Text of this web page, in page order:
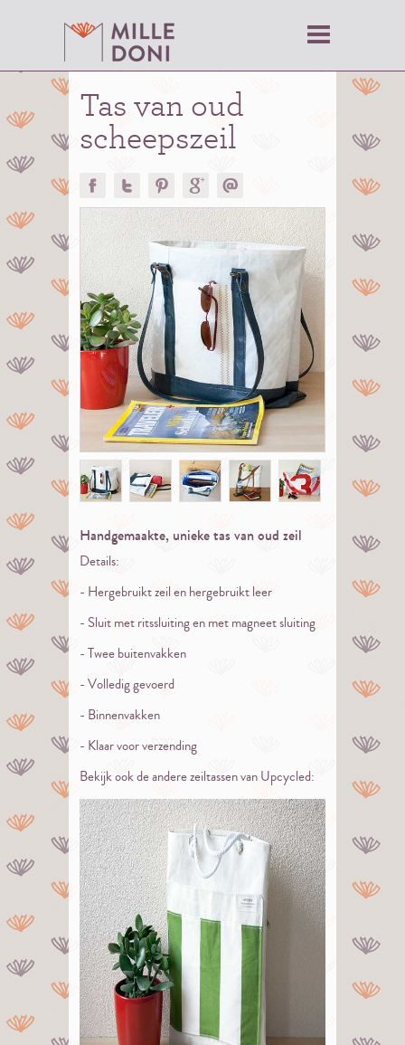
Tas van oud
scheepszeil
Handgemaakte, unieke tas van oud zeil
Details:
- Hergebruikt zeil en hergebruikt leer
- Sluit met ritssluiting en met magneet sluiting
- Twee buitenvakken
- Volledig gevoerd
- Binnenvakken
- Klaar voor verzending
Bekijk ook de andere zeiltassen van Upcycled: